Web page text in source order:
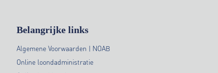
Belangrijke links
Algemene Voorwaarden | NOAB
Online loondadministratie